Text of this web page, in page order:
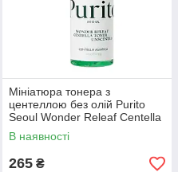
Мініатюра тонера з
центеллою без олій Purito
Seoul Wonder Releaf Centella
Unscented Toner 30 ml
В наявності
265 ₴